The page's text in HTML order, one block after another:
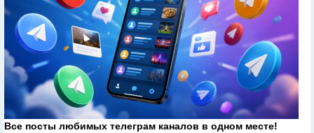
Все посты любимых телеграм каналов в одном месте!